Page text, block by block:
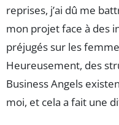
reprises, j’ai dû me
mon projet face à des
préjugés sur les
Heureusement, des
Business Angels
moi, et cela a fait une